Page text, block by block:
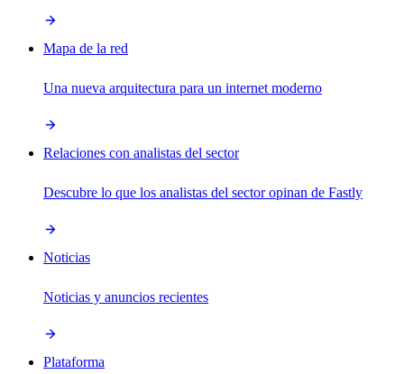
Mapa de la red
Una nueva arquitectura para un internet moderno
Relaciones con analistas del sector
Descubre lo que los analistas del sector opinan de Fastly
Noticias
Noticias y anuncios recientes
Plataforma